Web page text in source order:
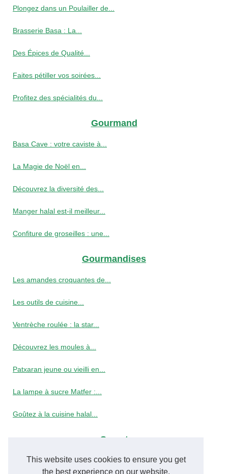
This website uses cookies to ensure you get
the best experience on our website.
Plongez dans un Poulailler de...
Brasserie Basa : La...
Des Épices de Qualité...
Faites pétiller vos soirées...
Profitez des spécialités du...
Gourmand
Basa Cave : votre caviste à...
La Magie de Noël en...
Découvrez la diversité des...
Manger halal est-il meilleur...
Confiture de groseilles : une...
Gourmandises
Les amandes croquantes de...
Les outils de cuisine...
Ventrèche roulée : la star...
Découvrez les moules à...
Patxaran jeune ou vieilli en...
La lampe à sucre Matfer :...
Goûtez à la cuisine halal...
Secret
Le jus de grenade : un...